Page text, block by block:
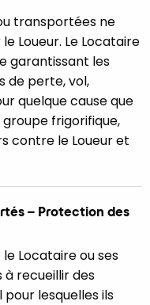
transportées ne
Loueur. Le Locataire
garantissant les
de perte, vol,
quelque cause que
frigorifique,
contre le Loueur et
– Protection des
Locataire ou ses
recueillir des
lesquelles ils